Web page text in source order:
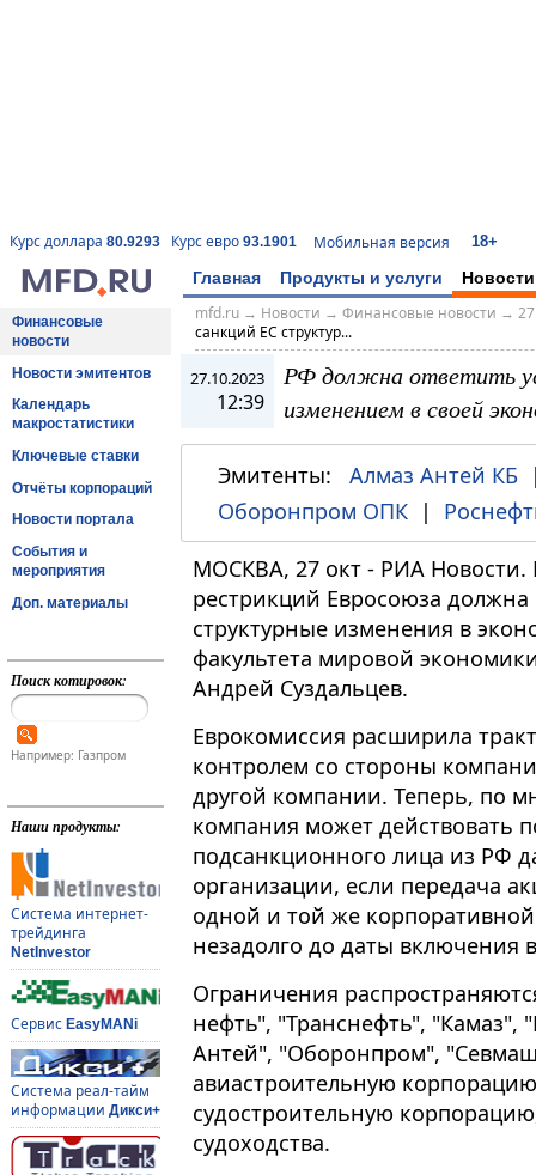
Курс доллара 80.9293 Курс евро 93.1901 Мобильная версия 18+
Главная Продукты и услуги Новости
Финансовые
новости
Новости эмитентов
Календарь
макростатистики
Ключевые ставки
Отчёты корпораций
Новости портала
События и
мероприятия
Доп. материалы
Поиск котировок:
Например: Газпром
Наши продукты:
Система интернет-
трейдинга
NetInvestor
Сервис EasyMANi
Система реал-тайм
информации Дикси+
mfd.ru→ Новости → Финансовые новости →
санкций ЕС структур...
27.10.2023
12:39
РФ должна ответить
изменением в своей
Эмитенты: Алмаз Антей КБ
Оборонпром ОПК |
МОСКВА, 27 окт - РИА Новости.
рестрикций Евросоюза
структурные изменения в
факультета мировой
Андрей Суздальцев.
Еврокомиссия расширила
контролем со стороны
другой компании​​​. Теперь, по
компания может действовать
подсанкционного лица из РФ
организации, если передача
одной и той же
незадолго до даты включения
Ограничения
нефть", "Транснефть", "Камаз",
Антей", "Оборонпром",
авиастроительную
судостроительную
судоходства.